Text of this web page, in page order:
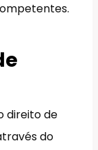
direito de
do